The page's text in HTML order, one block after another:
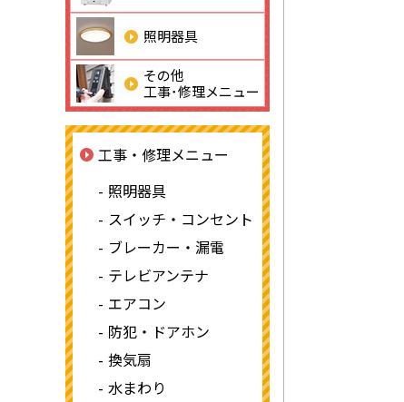
照明器具
その他
工事･修理メニュー
工事・修理メニュー
照明器具
スイッチ・コンセント
ブレーカー・漏電
テレビアンテナ
エアコン
防犯・ドアホン
換気扇
水まわり